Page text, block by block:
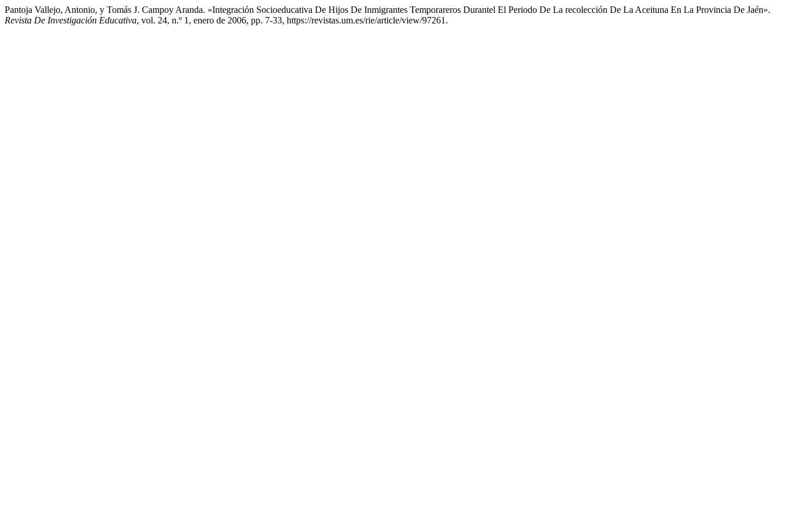
Pantoja Vallejo, Antonio, y Tomás J. Campoy Aranda. «Integración Socioeducativa De Hijos De Inmigrantes Temporareros Durantel El Periodo De La recolección De La Aceituna En La Provincia De Jaén».
Revista De Investigación Educativa, vol. 24, n.º 1, enero de 2006, pp. 7-33, https://revistas.um.es/rie/article/view/97261.